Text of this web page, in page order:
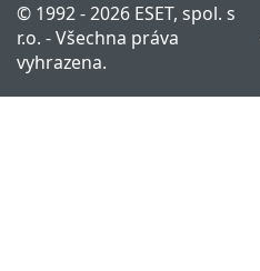
© 1992 - 2026 ESET, spol. s
r.o. - Všechna práva
vyhrazena.